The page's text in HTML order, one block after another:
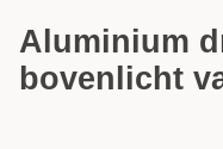
Aluminium
bovenlicht